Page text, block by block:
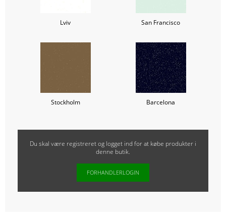
Lviv San Francisco
Stockholm Barcelona
Du skal være registreret og logget ind for at købe produkter i
denne butik.
FORHANDLERLOGIN